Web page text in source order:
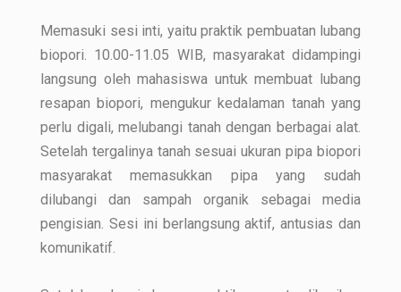
Memasuki sesi inti, yaitu praktik pembuatan lubang
biopori. 10.00-11.05 WIB, masyarakat didampingi
langsung oleh mahasiswa untuk membuat lubang
resapan biopori, mengukur kedalaman tanah yang
perlu digali, melubangi tanah dengan berbagai alat.
Setelah tergalinya tanah sesuai ukuran pipa biopori
masyarakat memasukkan pipa yang sudah
dilubangi dan sampah organik sebagai media
pengisian. Sesi ini berlangsung aktif, antusias dan
komunikatif.